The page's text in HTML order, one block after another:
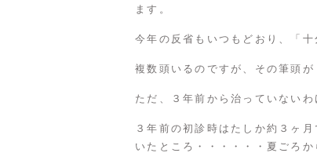
ます。
今年の反省もいつもどおり、「
複数頭いるのですが、その筆頭
ただ、３年前から治っていないわ
３年前の初診時はたしか約３ヶ
いたところ・・・・・・夏ごろ